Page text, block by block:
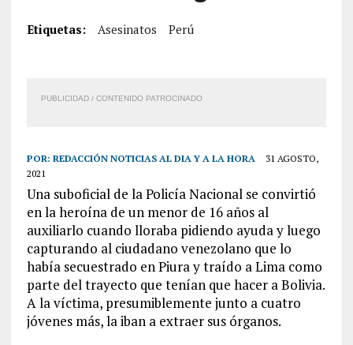
Etiquetas: Asesinatos Perú
PUBLICIDAD / CONTENIDO PATROCINADO
POR: REDACCIÓN NOTICIAS AL DIA Y A LA HORA
31 AGOSTO,
2021
Una suboficial de la Policía Nacional se convirtió
en la heroína de un menor de 16 años al
auxiliarlo cuando lloraba pidiendo ayuda y luego
capturando al ciudadano venezolano que lo
había secuestrado en Piura y traído a Lima como
parte del trayecto que tenían que hacer a Bolivia.
A la víctima, presumiblemente junto a cuatro
jóvenes más, la iban a extraer sus órganos.